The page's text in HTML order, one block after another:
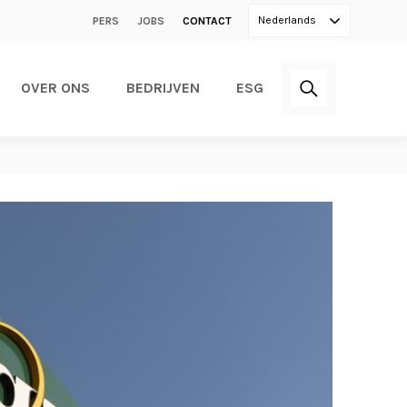
Secondary
PERS JOBS CONTACT Nederlands
OVER ONS BEDRIJVEN ESG